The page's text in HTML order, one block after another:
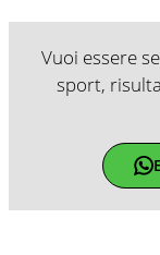
Vuoi essere
sport,